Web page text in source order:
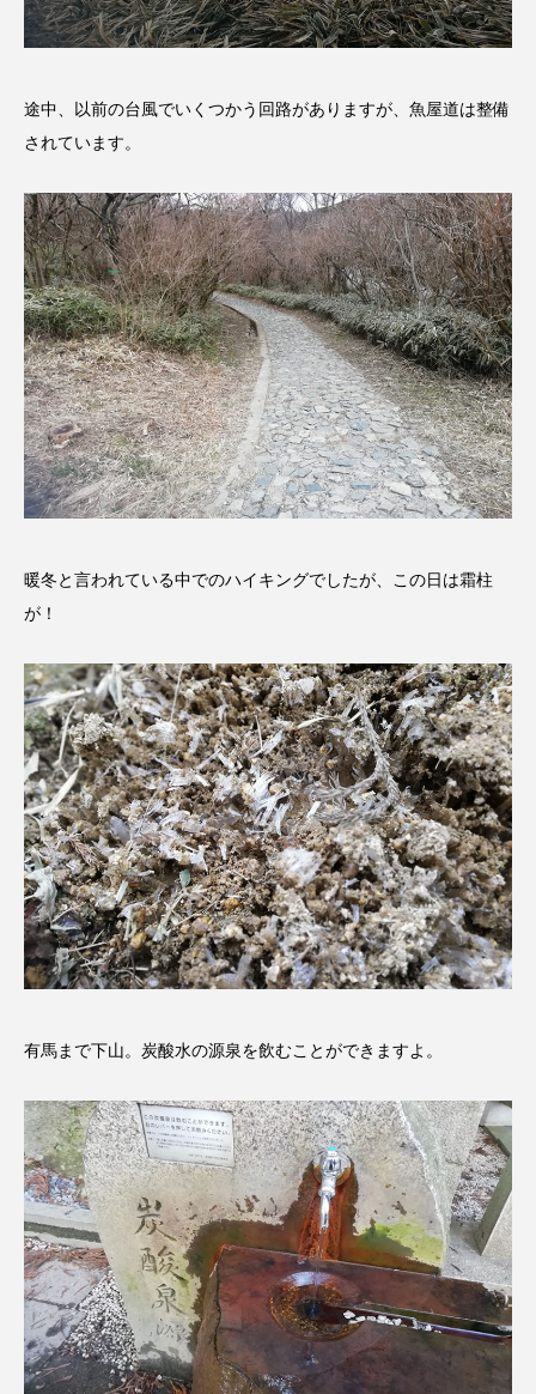
はたらくおやさい バナナもいるよ！ ばらぐみ
ひろかわさえこ
ふじ幼稚園 ふたりの魔女 ふつうの子ども
ぶらりまち歩き まこみちの爆笑肉トーク！
ままとこひろば みなとっちラジオ！
みるくっくキッズクラブ逆瀬川 みるくっ子通信
みるくのえほん みるく・ひまわり園
もたいまさこ もっと知りたい認知症のこと
やよい幼稚園
ゆりのき台中学校 ゆりのき台小学校
わたしらしく心豊かに過ごすためのふくし情報！
わたなべあや わらべうたベビーマッサージ
アカデミックコモンズ アクトスクエア
アナ・レナス
アニバーサリースクラップブッキング
アメリカ映画 アメリカ製作
アリのおでかけ アリアナ・グランデ
アリス館 アル・パチーノ アンプラグド
アン・ハサウェイ アーカイブ アート
イエス・キリスト イギリス イギリス映画
途中、以前の台風でいくつかう回路がありますが、魚屋道は整備
されています。
暖冬と言われている中でのハイキングでしたが、この日は霜柱
が！
有馬まで下山。炭酸水の源泉を飲むことができますよ。